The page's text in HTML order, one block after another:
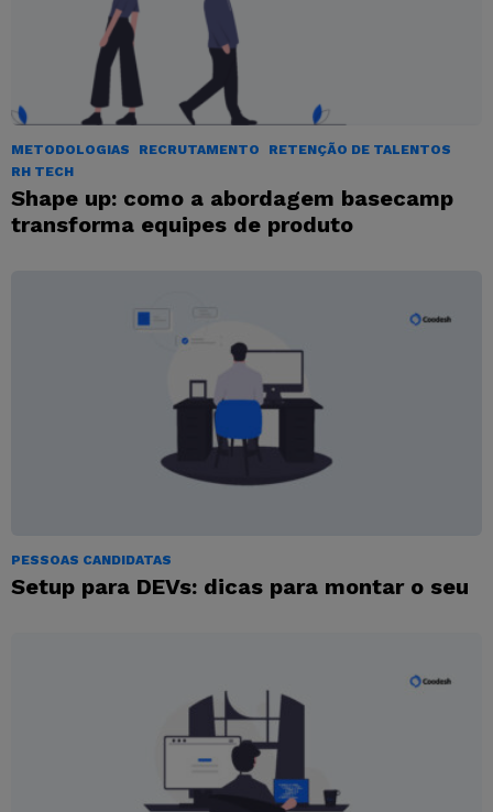
METODOLOGIAS RECRUTAMENTO
RETENÇÃO DE TALENTOS
RH TECH
Shape up: como a abordagem basecamp
transforma equipes de produto
PESSOAS CANDIDATAS
Setup para DEVs: dicas para montar o seu